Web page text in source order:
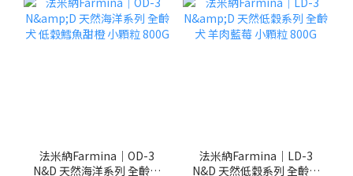
法米納Farmina｜OD-3
N&D 天然海洋系列 全齡犬
法米納Farmina｜LD-3
N&D 天然低穀系列 全齡犬